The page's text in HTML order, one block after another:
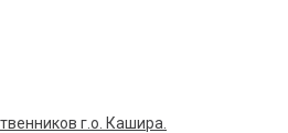
г.о. Кашира.